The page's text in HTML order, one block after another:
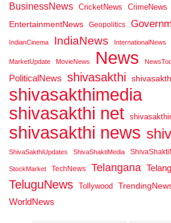
BusinessNews CricketNews CrimeNews
EntertainmentNews Geopolitics
IndianCinema IndiaNews InternationalNews
MarketUpdate MovieNews News
PoliticalNews shivasakthi
shivasakthimedia
shivasakthi net
shivasakthi news
ShivaSakthiUpdates ShivaShaktiMedia
StockMarket TechNews Telangana
TeluguNews Tollywood
WorldNews